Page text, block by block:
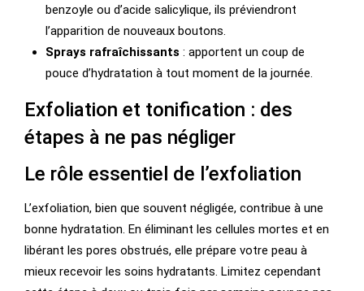
benzoyle ou d’acide salicylique, ils préviendront
l’apparition de nouveaux boutons.
Sprays rafraîchissants : apportent un coup de
pouce d’hydratation à tout moment de la journée.
Exfoliation et tonification : des
étapes à ne pas négliger
Le rôle essentiel de l’exfoliation
L’exfoliation, bien que souvent négligée, contribue à une
bonne hydratation. En éliminant les cellules mortes et en
libérant les pores obstrués, elle prépare votre peau à
mieux recevoir les soins hydratants. Limitez cependant